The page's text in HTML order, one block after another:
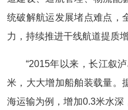
统破解航运发展堵点难点，
力，持续推进干线航道提质
“2015年以来，长江叙
米，大大增加船舶装载量。
海运输为例，增加0.3米水深